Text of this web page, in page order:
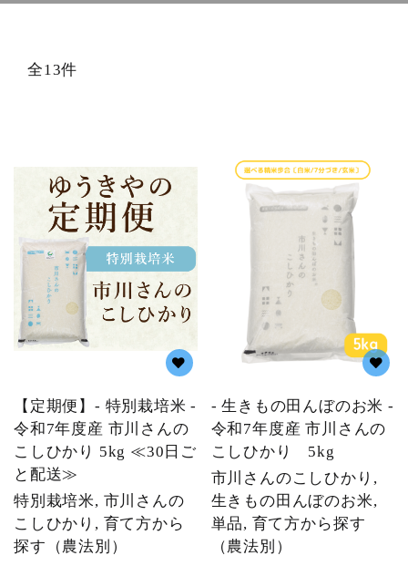
全13件
【定期便】- 特別栽培米 -
令和7年度産 市川さんの
こしひかり 5kg ≪30日ご
と配送≫
特別栽培米, 市川さんの
こしひかり, 育て方から
探す（農法別）
- 生きもの田んぼのお米 -
令和7年度産 市川さんの
こしひかり 5kg
市川さんのこしひかり,
生きもの田んぼのお米,
単品, 育て方から探す
（農法別）